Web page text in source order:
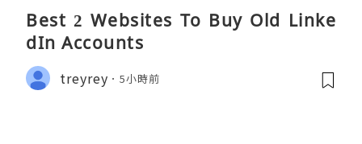
Best 2 Websites To Buy Old Linke
dIn Accounts
treyrey 5小時前